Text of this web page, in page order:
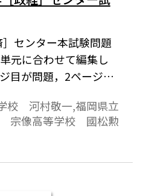
センター本試験問題
元に合わせて編集し
目が問題，2ページ目
校 河村敬一,福岡県立
宗像高等学校 國松勲